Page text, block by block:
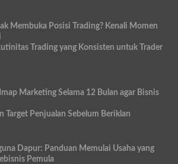
Membuka Posisi Trading? Kenali Momen
Trading yang Konsisten untuk Trader
Marketing Selama 12 Bulan agar Bisnis
Target Penjualan Sebelum Beriklan
Dapur: Panduan Memulai Usaha yang
Pemula